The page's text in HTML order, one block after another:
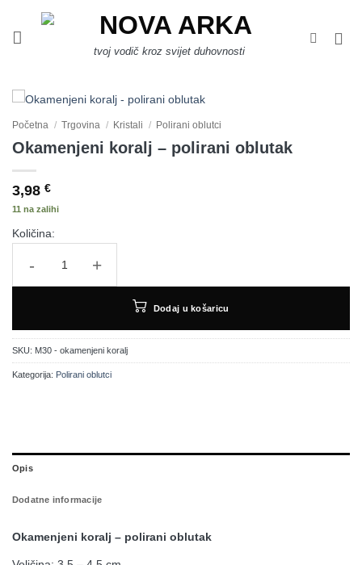
content
tvoj vodič kroz svijet duhovnosti
Početna / Trgovina / Kristali / Polirani oblutci
Okamenjeni koralj – polirani oblutak
3,98 €
11 na zalihi
Količina:
Dodaj u košaricu
SKU: M30 - okamenjeni koralj
Kategorija: Polirani oblutci
Opis
Dodatne informacije
Okamenjeni koralj – polirani oblutak